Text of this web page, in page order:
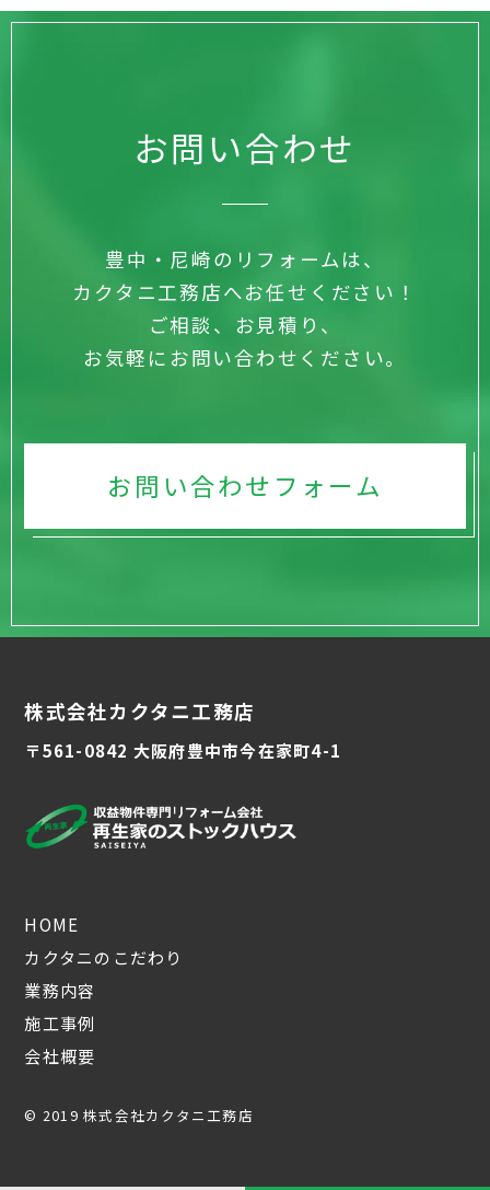
お問い合わせ
豊中・尼崎のリフォームは、
カクタニ工務店へお任せください！
ご相談、お見積り、
お気軽にお問い合わせください。
お問い合わせフォーム
株式会社カクタニ工務店
〒561-0842 大阪府豊中市今在家町4-1
HOME
カクタニのこだわり
業務内容
施工事例
会社概要
© 2019 株式会社カクタニ工務店